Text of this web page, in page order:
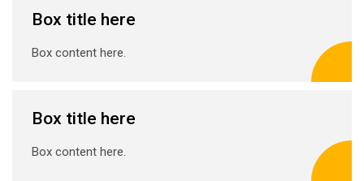
Box title here
Box content here.
Box title here
Box content here.